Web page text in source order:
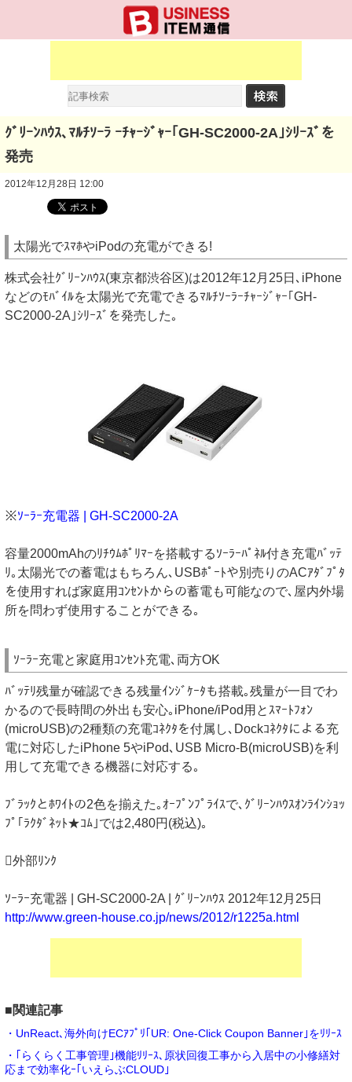
ｸﾞﾘｰﾝﾊｳｽ､ﾏﾙﾁｿｰﾗ ｰﾁｬｰｼﾞｬｰ｢GH-SC2000-2A｣ｼﾘｰｽﾞを
発売
2012年12月28日 12:00
太陽光でｽﾏﾎやiPodの充電ができる!
株式会社ｸﾞﾘｰﾝﾊｳｽ(東京都渋谷区)は2012年12月25日､iPhone
などのﾓﾊﾞｲﾙを太陽光で充電できるﾏﾙﾁｿｰﾗｰﾁｬｰｼﾞｬｰ｢GH-
SC2000-2A｣ｼﾘｰｽﾞを発売した｡
※ｿｰﾗｰ充電器 | GH-SC2000-2A
容量2000mAhのﾘﾁｳﾑﾎﾟﾘﾏｰを搭載するｿｰﾗｰﾊﾟﾈﾙ付き充電ﾊﾞｯﾃ
ﾘ｡太陽光での蓄電はもちろん､USBﾎﾟｰﾄや別売りのACｱﾀﾞﾌﾟﾀ
を使用すれば家庭用ｺﾝｾﾝﾄからの蓄電も可能なので､屋内外場
所を問わず使用することができる｡
ｿｰﾗｰ充電と家庭用ｺﾝｾﾝﾄ充電､両方OK
ﾊﾞｯﾃﾘ残量が確認できる残量ｲﾝｼﾞｹｰﾀも搭載｡残量が一目でわ
かるので長時間の外出も安心｡iPhone/iPod用とｽﾏｰﾄﾌｫﾝ
(microUSB)の2種類の充電ｺﾈｸﾀを付属し､Dockｺﾈｸﾀによる充
電に対応したiPhone 5やiPod､USB Micro-B(microUSB)を利
用して充電できる機器に対応する｡
ﾌﾞﾗｯｸとﾎﾜｲﾄの2色を揃えた｡ｵｰﾌﾟﾝﾌﾟﾗｲｽで､ｸﾞﾘｰﾝﾊｳｽｵﾝﾗｲﾝｼｮｯ
ﾌﾟ｢ﾗｸﾀﾞﾈｯﾄ★ｺﾑ｣では2,480円(税込)｡
外部ﾘﾝｸ
ｿｰﾗｰ充電器 | GH-SC2000-2A | ｸﾞﾘｰﾝﾊｳｽ 2012年12月25日
http://www.green-house.co.jp/news/2012/r1225a.html
■関連記事
・UnReact､海外向けECｱﾌﾟﾘ｢UR: One-Click Coupon Banner｣をﾘﾘｰｽ
・｢らくらく工事管理｣機能ﾘﾘｰｽ､原状回復工事から入居中の小修繕対
応まで効率化ｰ｢いえらぶCLOUD｣